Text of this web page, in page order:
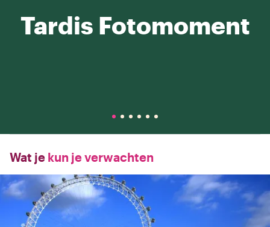
Tardis Fotomoment
Wat je kun je verwachten